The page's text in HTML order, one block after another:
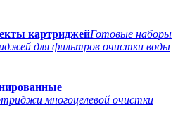
картриджейГотовые наборы
для фильтров очистки воды
многоцелевой очистки